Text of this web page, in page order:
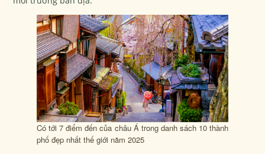
Có tới 7 điểm đến của châu Á trong danh sách 10 thành
phố đẹp nhất thế giới năm 2025